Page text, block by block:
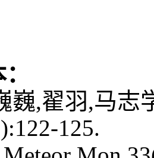
巍,翟羽,马志
125.